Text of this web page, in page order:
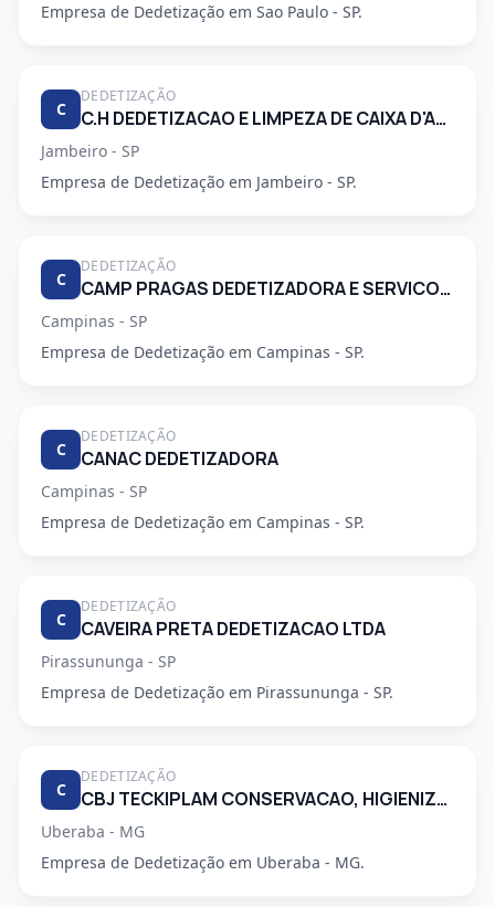
Empresa de Dedetização em Sao Paulo - SP.
C
DEDETIZAÇÃO
C.H DEDETIZACAO E LIMPEZA DE CAIXA D'AGUA LTDA
Jambeiro - SP
Empresa de Dedetização em Jambeiro - SP.
C
DEDETIZAÇÃO
CAMP PRAGAS DEDETIZADORA E SERVICOS DE LIMPEZA LTDA
Campinas - SP
Empresa de Dedetização em Campinas - SP.
C
DEDETIZAÇÃO
CANAC DEDETIZADORA
Campinas - SP
Empresa de Dedetização em Campinas - SP.
C
DEDETIZAÇÃO
CAVEIRA PRETA DEDETIZACAO LTDA
Pirassununga - SP
Empresa de Dedetização em Pirassununga - SP.
C
DEDETIZAÇÃO
CBJ TECKIPLAM CONSERVACAO, HIGIENIZACAO E LIMPEZA.
Uberaba - MG
Empresa de Dedetização em Uberaba - MG.